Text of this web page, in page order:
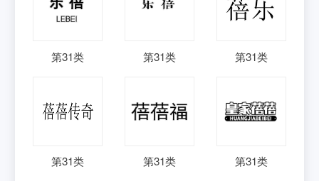
第31类 第31类 第31类
第31类 第31类 第31类